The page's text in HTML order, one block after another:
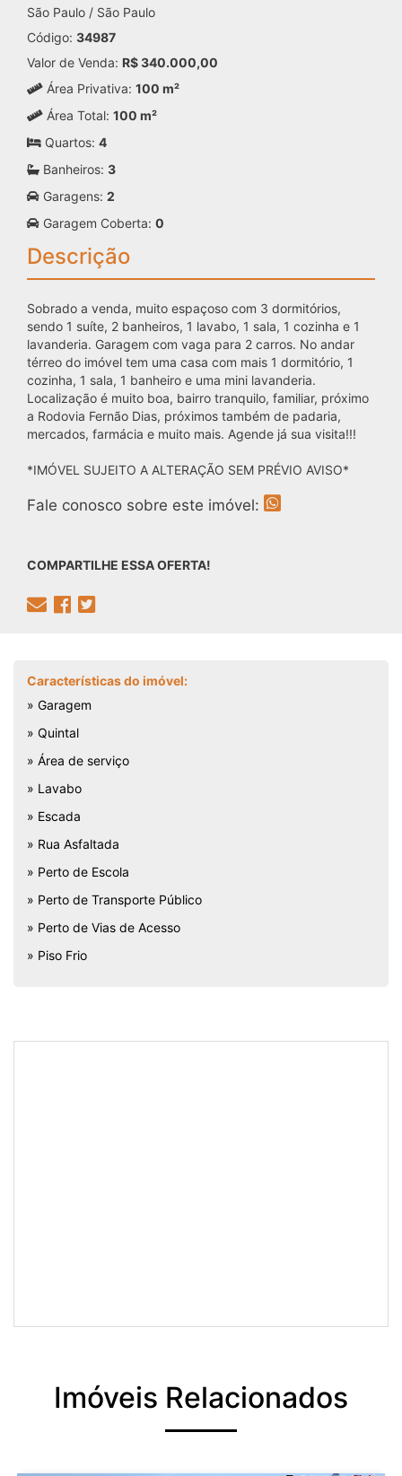
São Paulo / São Paulo
Código: 34987
Valor de Venda: R$ 340.000,00
Área Privativa: 100 m²
Área Total: 100 m²
Quartos: 4
Banheiros: 3
Garagens: 2
Garagem Coberta: 0
Descrição
Sobrado a venda, muito espaçoso com 3 dormitórios,
sendo 1 suíte, 2 banheiros, 1 lavabo, 1 sala, 1 cozinha e 1
lavanderia. Garagem com vaga para 2 carros. No andar
térreo do imóvel tem uma casa com mais 1 dormitório, 1
cozinha, 1 sala, 1 banheiro e uma mini lavanderia.
Localização é muito boa, bairro tranquilo, familiar, próximo
a Rodovia Fernão Dias, próximos também de padaria,
mercados, farmácia e muito mais. Agende já sua visita!!!
*IMÓVEL SUJEITO A ALTERAÇÃO SEM PRÉVIO AVISO*
Fale conosco sobre este imóvel:
COMPARTILHE ESSA OFERTA!
Características do imóvel:
» Garagem
» Quintal
» Área de serviço
» Lavabo
» Escada
» Rua Asfaltada
» Perto de Escola
» Perto de Transporte Público
» Perto de Vias de Acesso
» Piso Frio
Imóveis Relacionados